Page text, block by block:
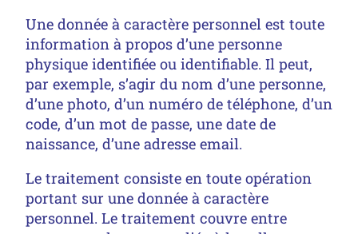
Une donnée à caractère personnel est toute
information à propos d’une personne
physique identifiée ou identifiable. Il peut,
par exemple, s’agir du nom d’une personne,
d’une photo, d’un numéro de téléphone, d’un
code, d’un mot de passe, une date de
naissance, d’une adresse email.
Le traitement consiste en toute opération
portant sur une donnée à caractère
personnel. Le traitement couvre entre